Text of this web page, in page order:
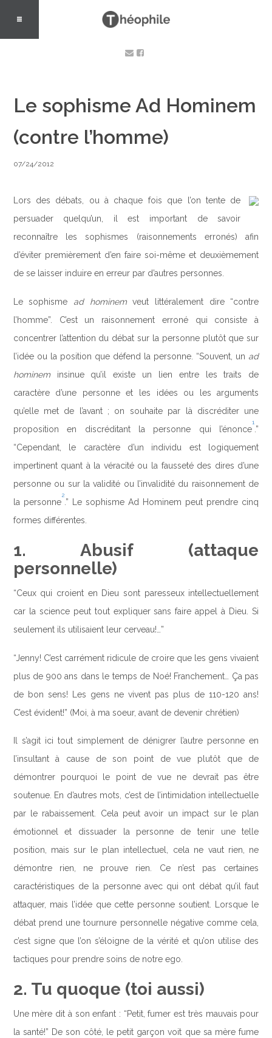
Le sophisme Ad Hominem
(contre l’homme)
07/24/2012
Lors des débats, ou à chaque fois que l’on tente de
persuader quelqu’un, il est important de savoir
reconnaître les sophismes (raisonnements erronés) afin
d’éviter premièrement d’en faire soi-même et deuxièmement
de se laisser induire en erreur par d’autres personnes.
Le sophisme ad hominemveut littéralement dire “contre
l’homme”. C’est un raisonnement erroné qui consiste à
concentrer l’attention du débat sur la personne plutôt que sur
l’idée ou la position que défend la personne. “Souvent, un ad
homineminsinue qu’il existe un lien entre les traits de
caractère d’une personne et les idées ou les arguments
qu’elle met de l’avant ; on souhaite par là discréditer une
proposition en discréditant la personne qui l’énonce
1
.”
“Cependant, le caractère d’un individu est logiquement
impertinent quant à la véracité ou la fausseté des dires d’une
personne ou sur la validité ou l’invalidité du raisonnement de
la personne
2
.” Le sophisme Ad Hominem peut prendre cinq
formes différentes.
1. Abusif (attaque
personnelle)
“Ceux qui croient en Dieu sont paresseux intellectuellement
car la science peut tout expliquer sans faire appel à Dieu. Si
seulement ils utilisaient leur cerveau!…”
“Jenny! C’est carrément ridicule de croire que les gens vivaient
plus de 900 ans dans le temps de Noé! Franchement… Ça pas
de bon sens! Les gens ne vivent pas plus de 110-120 ans!
C’est évident!” (Moi, à ma soeur, avant de devenir chrétien)
Il s’agit ici tout simplement de dénigrer l’autre personne en
l’insultant à cause de son point de vue plutôt que de
démontrer pourquoi le point de vue ne devrait pas être
soutenue. En d’autres mots, c’est de l’intimidation intellectuelle
par le rabaissement. Cela peut avoir un impact sur le plan
émotionnel et dissuader la personne de tenir une telle
position, mais sur le plan intellectuel, cela ne vaut rien, ne
démontre rien, ne prouve rien. Ce n’est pas certaines
caractéristiques de la personne avec qui ont débat qu’il faut
attaquer, mais l’idée que cette personne soutient. Lorsque le
débat prend une tournure personnelle négative comme cela,
c’est signe que l’on s’éloigne de la vérité et qu’on utilise des
tactiques pour prendre soins de notre ego.
2. Tu quoque (toi aussi)
Une mère dit à son enfant : “Petit, fumer est très mauvais pour
la santé!” De son côté, le petit garçon voit que sa mère fume